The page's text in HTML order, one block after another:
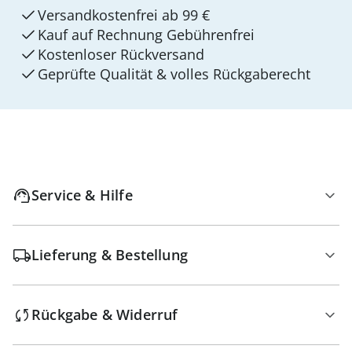
Versandkostenfrei ab 99 €
Kauf auf Rechnung Gebührenfrei
Kostenloser Rückversand
Geprüfte Qualität & volles Rückgaberecht
Service & Hilfe
Lieferung & Bestellung
Rückgabe & Widerruf